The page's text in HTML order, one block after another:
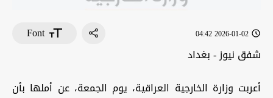
2026-01-02 04:42
Font
شفق نيوز - بغداد
أعربت وزارة الخارجية العراقية، يوم الجمعة، عن أملها بأن